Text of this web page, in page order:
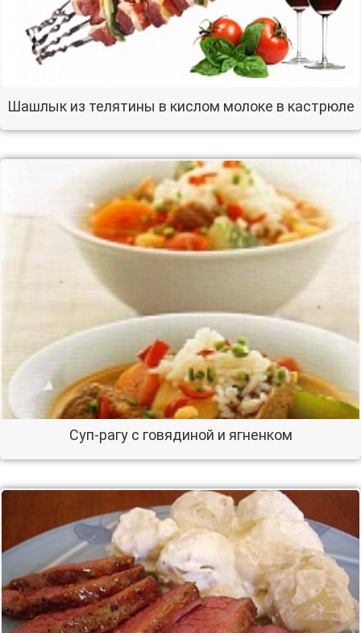
Шашлык из телятины в кислом молоке в кастрюле
Суп-рагу с говядиной и ягненком